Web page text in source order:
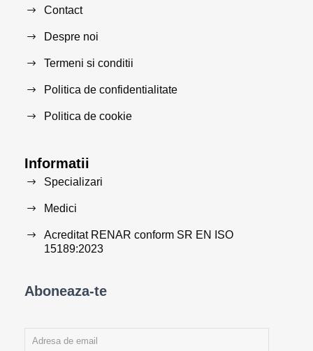
Contact
Despre noi
Termeni si conditii
Politica de confidentialitate
Politica de cookie
Informatii
Specializari
Medici
Acreditat RENAR conform SR EN ISO
15189:2023
Aboneaza-te